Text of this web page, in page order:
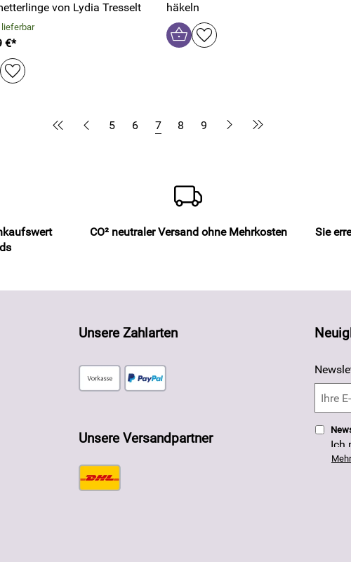
von Lydia Tresselt
€*
häkeln
5 6 7 8 9
CO² neutraler Versand ohne Mehrkosten
Sie
Unsere Zahlarten
Unsere Versandpartner Ich